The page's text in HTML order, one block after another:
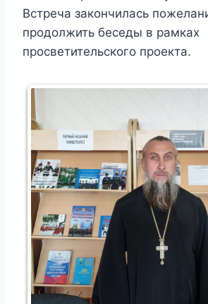
Встреча закончилась
продолжить беседы в рамках
просветительского проекта.